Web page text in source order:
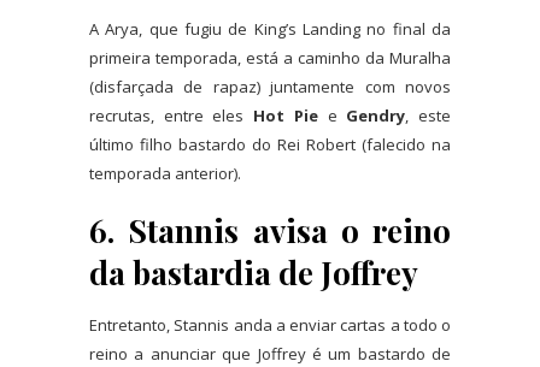
A Arya, que fugiu de King’s Landing no final da
primeira temporada, está a caminho da Muralha
(disfarçada de rapaz) juntamente com novos
recrutas, entre eles Hot Piee Gendry, este
último filho bastardo do Rei Robert (falecido na
temporada anterior).
6. Stannis avisa o reino
da bastardia de Joffrey
Entretanto, Stannis anda a enviar cartas a todo o
reino a anunciar que Joffrey é um bastardo de